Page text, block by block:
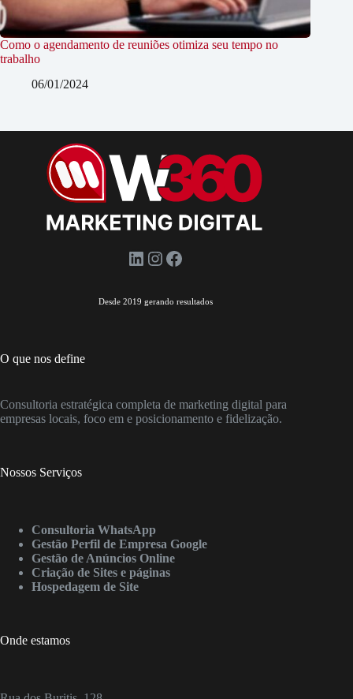
Como o agendamento de reuniões otimiza seu tempo no
trabalho
06/01/2024
LinkedIn
Instagram
Facebook
Desde 2019 gerando resultados
O que nos define
Consultoria estratégica completa de marketing digital para
empresas locais, foco em e posicionamento e fidelização.
Nossos Serviços
Consultoria WhatsApp
Gestão Perfil de Empresa Google
Gestão de Anúncios Online
Criação de Sites e páginas
Hospedagem de Site
Onde estamos